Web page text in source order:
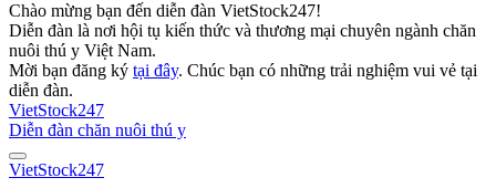
Chào mừng bạn đến diễn đàn VietStock247!
Diễn đàn là nơi hội tụ kiến thức và thương mại chuyên ngành chăn
nuôi thú y Việt Nam.
Mời bạn đăng ký tại đây. Chúc bạn có những trải nghiệm vui vẻ tại
diễn đàn.
VietStock247
Diễn đàn chăn nuôi thú y
VietStock247